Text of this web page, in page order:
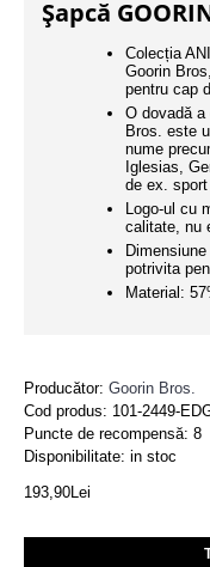
Șapcă
Colecția
Goorin
pentru cap
O dovadă a
Bros. este
nume
Iglesias,
de ex.
Logo-ul cu
calitate, nu
potrivita
Material:
Producător: Goorin Bros.
Cod produs: 101-2449-
Puncte de recompensă: 8
Disponibilitate: in stoc
193,90Lei